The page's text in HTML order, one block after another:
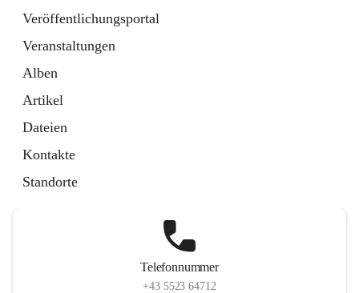
Veröffentlichungsportal
Veranstaltungen
Alben
Artikel
Dateien
Kontakte
Standorte
Telefonnummer
+43 5523 64712